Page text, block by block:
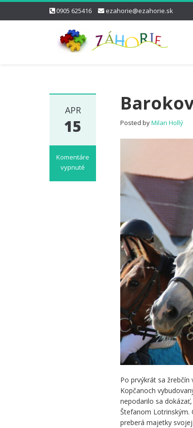
0905 625416 ezahorie@ezahorie.sk
APR
15
Komentáre
vypnuté
Posted byMilan Hollý
Po prvýkrát sa
Kopčanoch
nepodarilo sa
Štefanom Lotrinským.
preberá majetky